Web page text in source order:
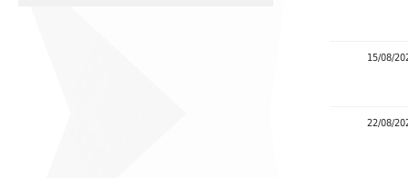
15/08/
22/08/